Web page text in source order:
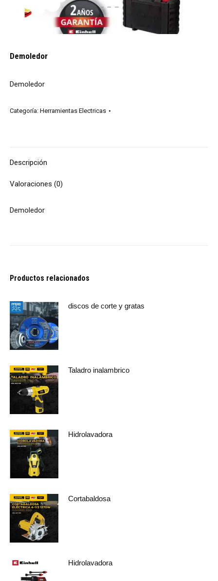
Demoledor
Demoledor
Categoría: Herramientas Electricas
Descripción
Valoraciones (0)
Demoledor
Productos relacionados
discos de corte y gratas
Taladro inalambrico
Hidrolavadora
Cortabaldosa
Hidrolavadora